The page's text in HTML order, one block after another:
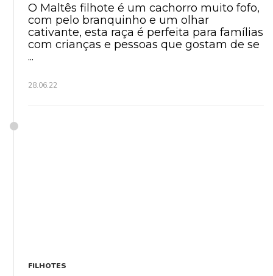
O Maltês filhote é um cachorro muito fofo,
com pelo branquinho e um olhar
cativante, esta raça é perfeita para famílias
com crianças e pessoas que gostam de se
...
28.06.22
FILHOTES